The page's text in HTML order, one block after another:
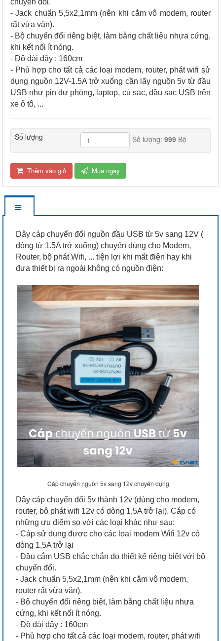
chuyển đổi.
- Jack chuẩn 5,5x2,1mm (nên khi cắm vô modem, router
rất vừa vặn).
- Bộ chuyển đổi riêng biệt, làm bằng chất liệu nhựa cứng,
khi kết nối ít nóng.
- Độ dài dây : 160cm
- Phù hợp cho tất cả các loại modem, router, phát wifi sử
dụng nguồn 12V-1.5A trở xuống cần lấy nguồn 5v từ đầu
USB như pin dự phòng, laptop, củ sạc, đầu sạc USB trên
xe ô tô, ...
Số lượng Số lượng: 999Bộ
Thêm vào giỏ Mua ngay
Dây cáp chuyển đổi nguồn đầu USB từ 5v sang 12V (
dòng từ 1.5A trở xuống) chuyên dùng cho Modem,
Router, bộ phát Wifi, ... tiện lợi khi mất điện hay khi
đưa thiết bị ra ngoài không có nguồn điện:
Cáp chuyển nguồn 5v sang 12v chuyên dụng
Dây cáp chuyển đổi 5v thành 12v (dùng cho modem,
router, bô phát wifi 12v có dòng 1,5A trở lại). Cáp có
những ưu điểm so với các loại khác như sau:
- Cáp sử dụng được cho các loại modem Wifi 12v có
dòng 1,5A trở lại
- Đầu cắm USB chắc chắn do thiết kế riêng biệt với bộ
chuyển đổi.
- Jack chuẩn 5,5x2,1mm (nên khi cắm vô modem,
router rất vừa vặn).
- Bộ chuyển đổi riêng biệt, làm bằng chất liệu nhựa
cứng, khi kết nối ít nóng.
- Độ dài dây : 160cm
- Phù hợp cho tất cả các loại modem, router, phát wifi